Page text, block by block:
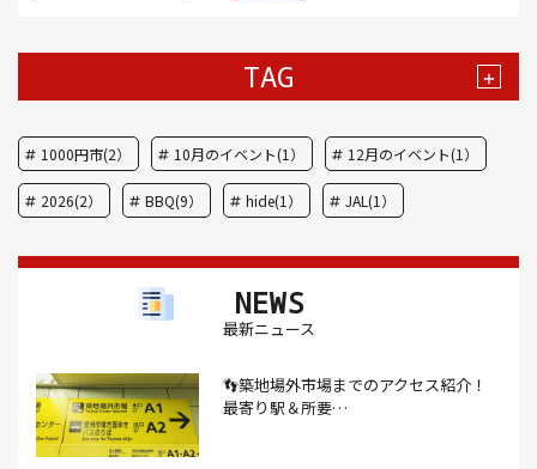
TAG +
1000円市(2） 10月のイベント(1） 12月のイベント(1）
2026(2） BBQ(9） hide(1） JAL(1）
アイスクリーム(1） アイスクリーム店(1）
アジフライ(1） アド街(3）
あなごめし(1） アパート探し(1） アルバイト(1）
アンテナショップ(1）
NEWS
最新ニュース
👣築地場外市場までのアクセス紹介！
最寄り駅＆所要…